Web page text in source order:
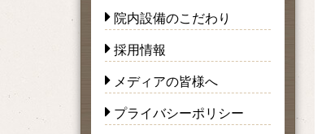
院内設備のこだわり
採用情報
メディアの皆様へ
プライバシーポリシー